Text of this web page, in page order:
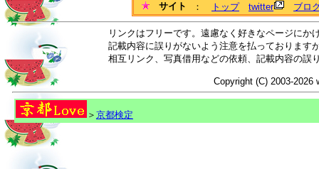
サイト
： トップ twitter ブロ
リンクはフリーです。遠慮なく好きなページに
記載内容に誤りがないよう注意を払っております
相互リンク、写真借用などの依頼、記載内容の誤
Copyright (C) 2003-2026
＞ 京都検定